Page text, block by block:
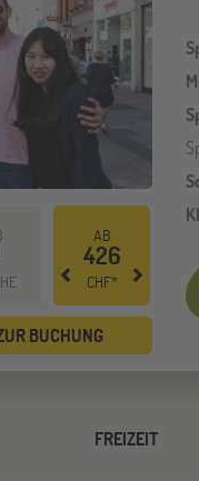
AB
426
CHF*
BUCHUNG
FREIZEIT